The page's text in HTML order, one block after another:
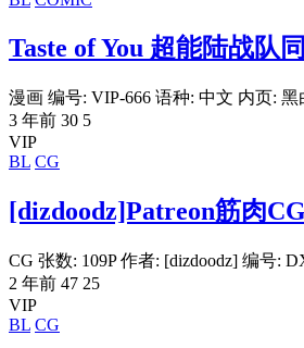
Taste of You 超能陆战队
漫画 编号: VIP-666 语种: 中文 内页:
3 年前 30 5
VIP
BL CG
[dizdoodz]Patreon筋肉
CG 张数: 109P 作者: [dizdoodz] 编号:
2 年前 47 25
VIP
BL CG